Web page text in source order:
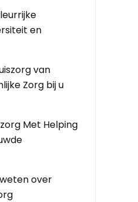
en
van
Zorg bij u
Met Helping
over